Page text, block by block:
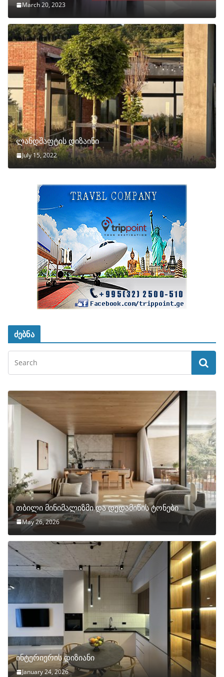
March 20, 2023
ლანდშაფტის დიზაინი
July 15, 2022
ძებნა
თბილი მინიმალიზმი და დედამიწის ტონები
May 26, 2026
ინტერიერის დიზიანი
January 24, 2026